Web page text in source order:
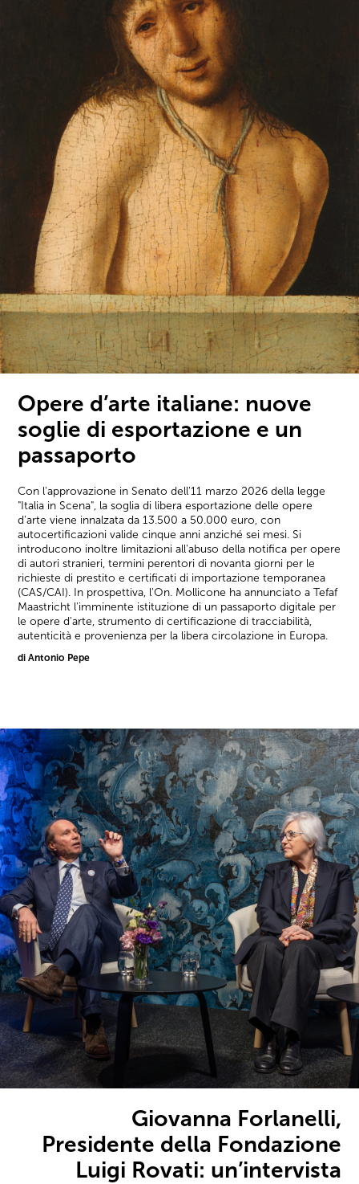
Opere d’arte italiane: nuove
soglie di esportazione e un
passaporto
Con l'approvazione in Senato dell'11 marzo 2026 della legge
"Italia in Scena", la soglia di libera esportazione delle opere
d'arte viene innalzata da 13.500 a 50.000 euro, con
autocertificazioni valide cinque anni anziché sei mesi. Si
introducono inoltre limitazioni all'abuso della notifica per opere
di autori stranieri, termini perentori di novanta giorni per le
richieste di prestito e certificati di importazione temporanea
(CAS/CAI). In prospettiva, l'On. Mollicone ha annunciato a Tefaf
Maastricht l'imminente istituzione di un passaporto digitale per
le opere d'arte, strumento di certificazione di tracciabilità,
autenticità e provenienza per la libera circolazione in Europa.
di Antonio Pepe
Giovanna Forlanelli,
Presidente della Fondazione
Luigi Rovati: un’intervista